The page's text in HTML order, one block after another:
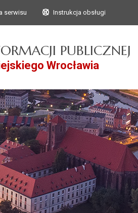
do głównego
do treści
serwisu Instrukcja obsługi
PUBLICZNEJ
Wrocławia